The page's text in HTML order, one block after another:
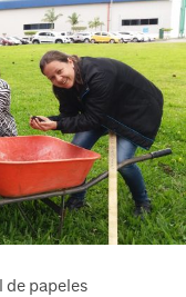
de papeles